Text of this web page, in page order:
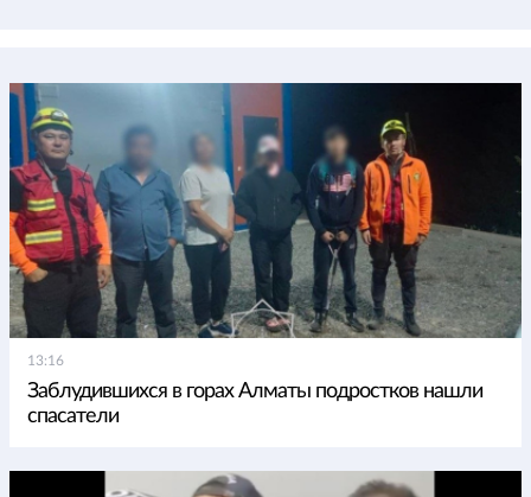
13:16
Заблудившихся в горах Алматы подростков нашли
спасатели